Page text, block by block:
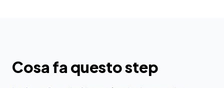
Cosa fa questo step